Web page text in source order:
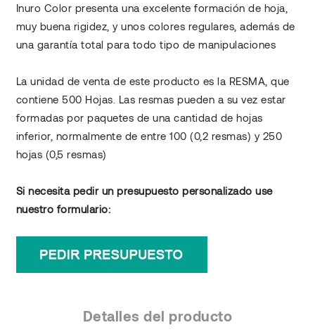
Inuro Color presenta una excelente formación de hoja,
muy buena rigidez, y unos colores regulares, además de
una garantía total para todo tipo de manipulaciones
La unidad de venta de este producto es la RESMA, que
contiene 500 Hojas. Las resmas pueden a su vez estar
formadas por paquetes de una cantidad de hojas
inferior, normalmente de entre 100 (0,2 resmas) y 250
hojas (0,5 resmas)
Si necesita pedir un presupuesto personalizado use
nuestro formulario:
Detalles del producto